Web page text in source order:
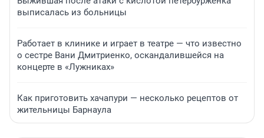
выписалась из больницы
Работает в клинике и играет в театре — что известно
о сестре Вани Дмитриенко, оскандалившейся на
концерте в «Лужниках»
Как приготовить хачапури — несколько рецептов от
жительницы Барнаула